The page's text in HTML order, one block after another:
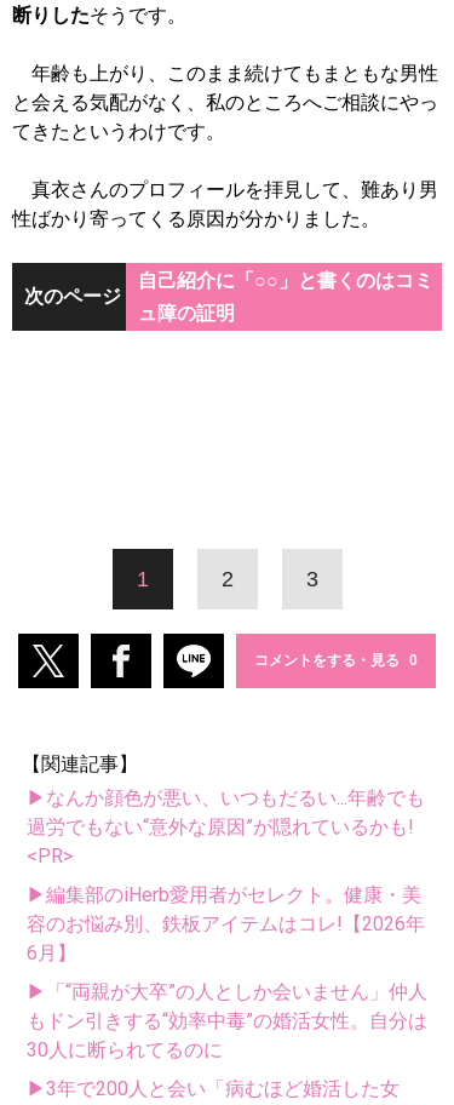
断りしたそうです。
年齢も上がり、このまま続けてもまともな男性
と会える気配がなく、私のところへご相談にやっ
てきたというわけです。
真衣さんのプロフィールを拝見して、難あり男
性ばかり寄ってくる原因が分かりました。
次のページ
自己紹介に「○○」と書くのはコミ
ュ障の証明
1 2 3
コメントをする・見る
【関連記事】
▶なんか顔色が悪い、いつもだるい...年齢でも
過労でもない“意外な原因”が隠れているかも!
<PR>
▶編集部のiHerb愛用者がセレクト。健康・美
容のお悩み別、鉄板アイテムはコレ!【2026年
6月】
▶「“両親が大卒”の人としか会いません」仲人
もドン引きする“効率中毒”の婚活女性。自分は
30人に断られてるのに
▶3年で200人と会い「病むほど婚活した女